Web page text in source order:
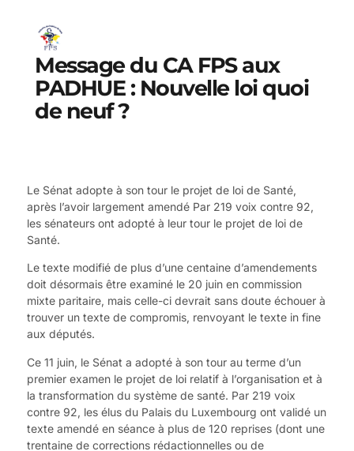
Message du CA FPS aux
PADHUE : Nouvelle loi quoi
de neuf ?
Le Sénat adopte à son tour le projet de loi de Santé,
après l’avoir largement amendé Par 219 voix contre 92,
les sénateurs ont adopté à leur tour le projet de loi de
Santé.
Le texte modifié de plus d’une centaine d’amendements
doit désormais être examiné le 20 juin en commission
mixte paritaire, mais celle-ci devrait sans doute échouer à
trouver un texte de compromis, renvoyant le texte in fine
aux députés.
Ce 11 juin, le Sénat a adopté à son tour au terme d’un
premier examen le projet de loi relatif à l’organisation et à
la transformation du système de santé. Par 219 voix
contre 92, les élus du Palais du Luxembourg ont validé un
texte amendé en séance à plus de 120 reprises (dont une
trentaine de corrections rédactionnelles ou de